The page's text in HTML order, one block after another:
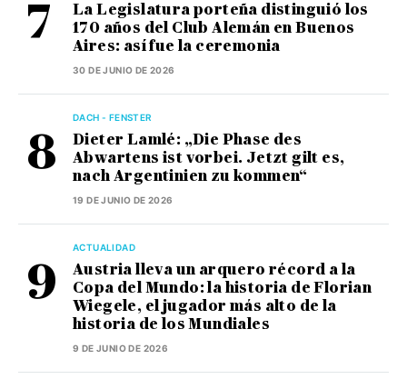
La Legislatura porteña distinguió los
170 años del Club Alemán en Buenos
Aires: así fue la ceremonia
30 DE JUNIO DE 2026
DACH - FENSTER
Dieter Lamlé: „Die Phase des
Abwartens ist vorbei. Jetzt gilt es,
nach Argentinien zu kommen“
19 DE JUNIO DE 2026
ACTUALIDAD
Austria lleva un arquero récord a la
Copa del Mundo: la historia de Florian
Wiegele, el jugador más alto de la
historia de los Mundiales
9 DE JUNIO DE 2026